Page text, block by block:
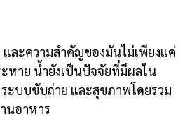
ละความสำคัญของมันไม่เพียงแค่
หาย น้ำยังเป็นปัจจัยที่มีผลใน
ะบบขับถ่าย และสุขภาพโดยรวม
นอาหาร